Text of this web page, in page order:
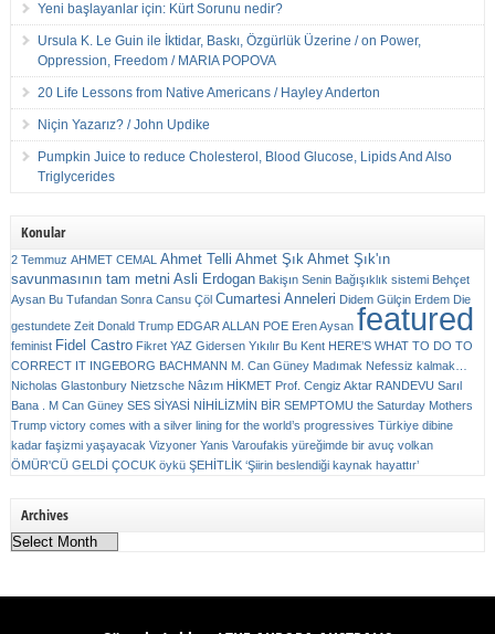
Yeni başlayanlar için: Kürt Sorunu nedir?
Ursula K. Le Guin ile İktidar, Baskı, Özgürlük Üzerine / on Power,
Oppression, Freedom / MARIA POPOVA
20 Life Lessons from Native Americans / Hayley Anderton
Niçin Yazarız? / John Updike
Pumpkin Juice to reduce Cholesterol, Blood Glucose, Lipids And Also
Triglycerides
Konular
2 Temmuz AHMET CEMAL Ahmet Telli Ahmet Şık Ahmet Şık'ın
savunmasının tam metni Asli Erdogan Bakişın Senin Bağışıklık sistemi Behçet
Aysan Bu Tufandan Sonra Cansu Çöl Cumartesi Anneleri Didem Gülçin Erdem Die
gestundete Zeit Donald Trump EDGAR ALLAN POE Eren Aysan featured
feminist Fidel Castro Fikret YAZ Gidersen Yıkılır Bu Kent HERE’S WHAT TO DO TO
CORRECT IT INGEBORG BACHMANN M. Can Güney Madımak Nefessiz kalmak…
Nicholas Glastonbury Nietzsche Nâzım HİKMET Prof. Cengiz Aktar RANDEVU Sarıl
Bana . M Can Güney SES SİYASİ NİHİLİZMİN BİR SEMPTOMU the Saturday Mothers
Trump victory comes with a silver lining for the world’s progressives Türkiye dibine
kadar faşizmi yaşayacak Vizyoner Yanis Varoufakis yüreğimde bir avuç volkan
ÖMÜR'CÜ GELDİ ÇOCUK öykü ŞEHİTLİK ‘Şiirin beslendiği kaynak hayattır’
Archives
Archives